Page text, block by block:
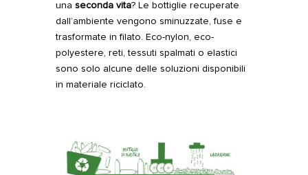
una seconda vita? Le bottiglie recuperate
dall’ambiente vengono sminuzzate, fuse e
trasformate in filato. Eco-nylon, eco-
polyestere, reti, tessuti spalmati o elastici
sono solo alcune delle soluzioni disponibili
in materiale riciclato.